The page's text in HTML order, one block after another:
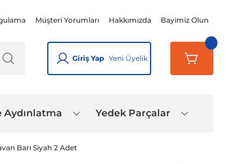
Müşteri Yorumları Hakkımızda Bayimiz Olun
Giriş Yap Yeni Üyelik
Aydınlatma Yedek Parçalar
Barı Siyah 2 Adet